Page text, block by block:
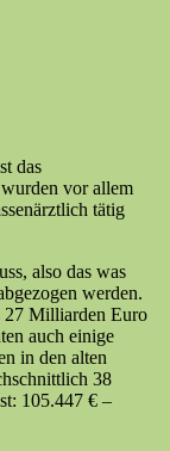
das
vor allem
tätig
also das was
werden.
27 Milliarden Euro
auch einige
in den alten
38
105.447 € –